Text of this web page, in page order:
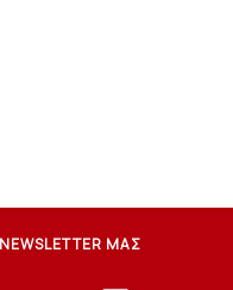
ΜΑΣ